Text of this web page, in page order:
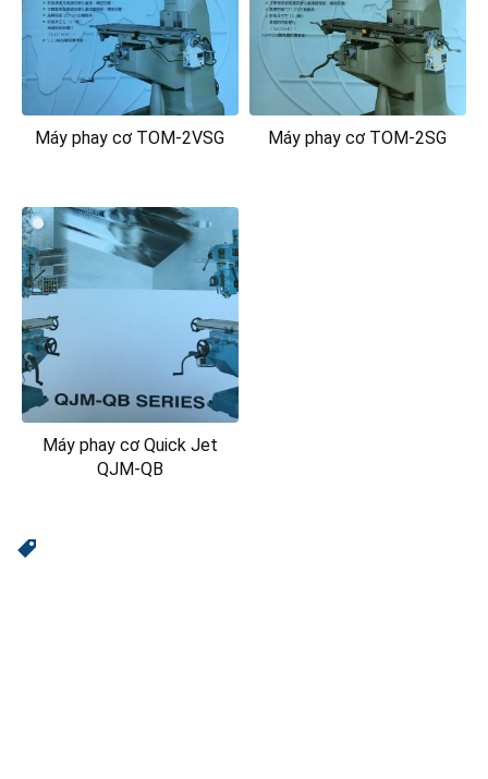
Máy phay cơ TOM-2VSG Máy phay cơ TOM-2SG
Máy phay cơ Quick Jet
QJM-QB